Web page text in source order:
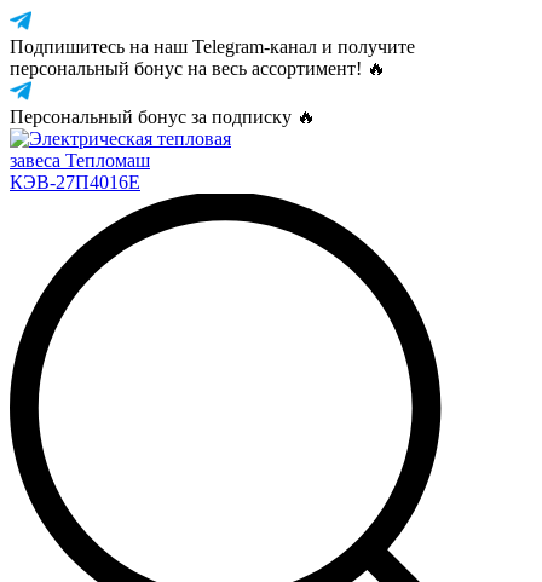
Подпишитесь на наш Telegram-канал и получите
персональный бонус на весь ассортимент! 🔥
Персональный бонус за подписку 🔥